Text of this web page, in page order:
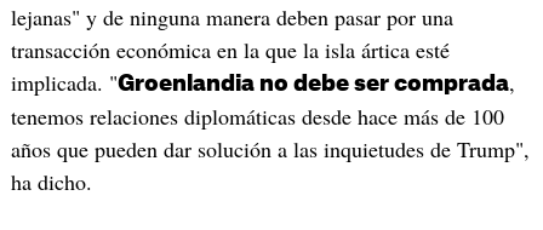
lejanas" y de ninguna manera deben pasar por una
transacción económica en la que la isla ártica esté
implicada. "Groenlandia no debe ser comprada,
tenemos relaciones diplomáticas desde hace más de 100
años que pueden dar solución a las inquietudes de Trump",
ha dicho.